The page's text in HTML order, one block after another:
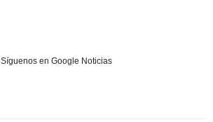
Síguenos en Google Noticias